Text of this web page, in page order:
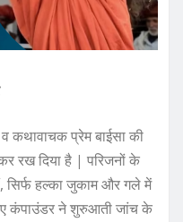
कथावाचक प्रेम बाईसा की
रख दिया है | परिजनों के
सिर्फ हल्का जुकाम और गले में
कंपाउंडर ने शुरुआती जांच के